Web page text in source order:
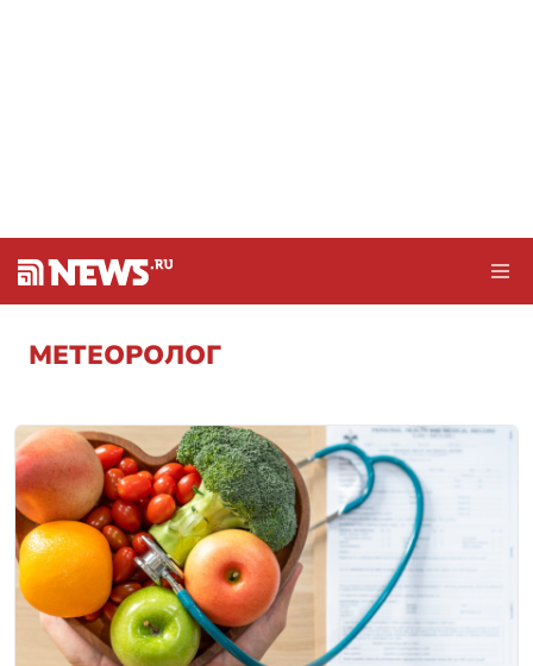
МЕТЕОРОЛОГ